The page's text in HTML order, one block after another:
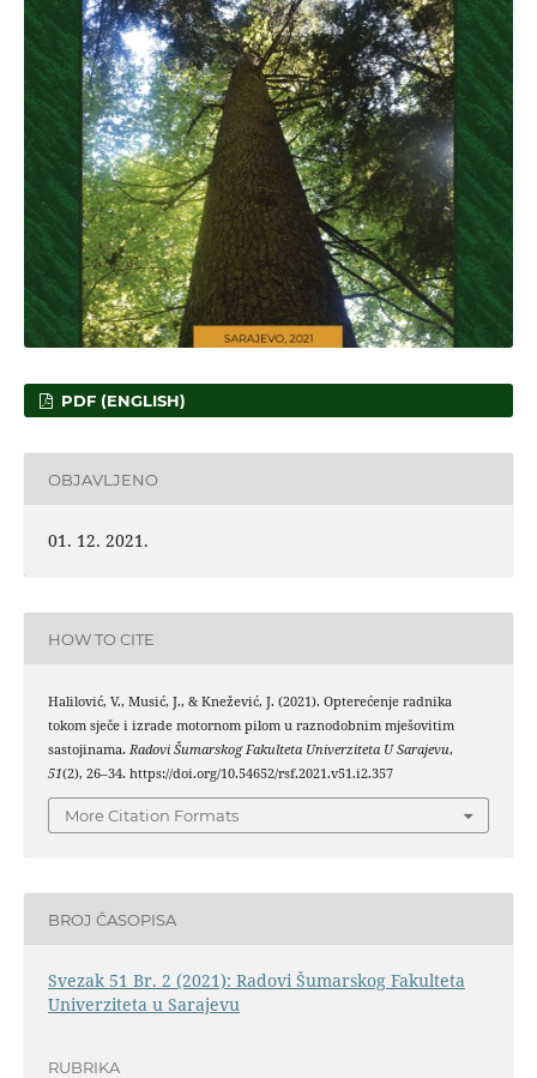
PDF (ENGLISH)
OBJAVLJENO
01. 12. 2021.
HOW TO CITE
Halilović, V., Musić, J., & Knežević, J. (2021). Opterećenje radnika
tokom sječe i izrade motornom pilom u raznodobnim mješovitim
sastojinama. Radovi Šumarskog Fakulteta Univerziteta U Sarajevu,
51(2), 26–34. https://doi.org/10.54652/rsf.2021.v51.i2.357
More Citation Formats
BROJ ČASOPISA
Svezak 51 Br. 2 (2021): Radovi Šumarskog Fakulteta
Univerziteta u Sarajevu
RUBRIKA